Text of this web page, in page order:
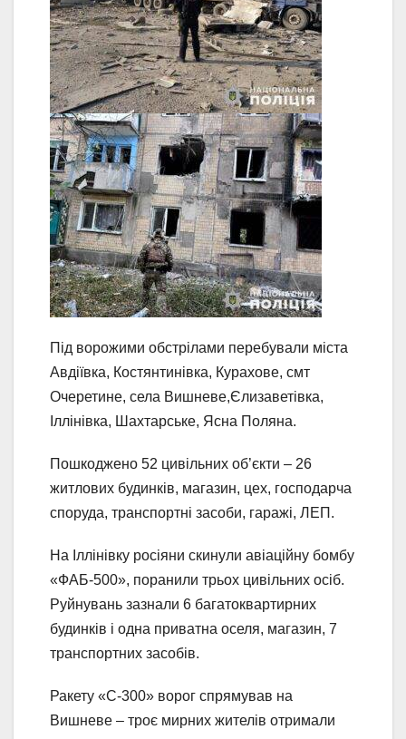
Під ворожими обстрілами перебували міста
Авдіївка, Костянтинівка, Курахове, смт
Очеретине, села Вишневе,Єлизаветівка,
Іллінівка, Шахтарське, Ясна Поляна.
Пошкоджено 52 цивільних об’єкти – 26
житлових будинків, магазин, цех, господарча
споруда, транспортні засоби, гаражі, ЛЕП.
На Іллінівку росіяни скинули авіаційну бомбу
«ФАБ-500», поранили трьох цивільних осіб.
Руйнувань зазнали 6 багатоквартирних
будинків і одна приватна оселя, магазин, 7
транспортних засобів.
Ракету «С-300» ворог спрямував на
Вишневе – троє мирних жителів отримали